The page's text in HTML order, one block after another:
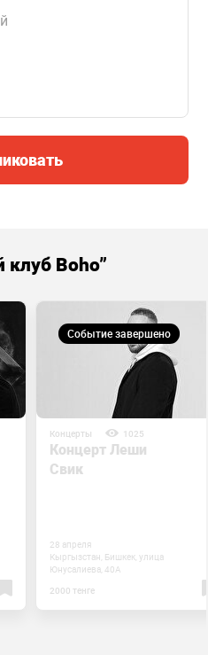
Boho”
Событие завершено
Концерты 1025
Концерт Леши
Свик
28 апреля
Кыргызстан, Бишкек, улица
Юнусалиева, 40А
2000 тенге